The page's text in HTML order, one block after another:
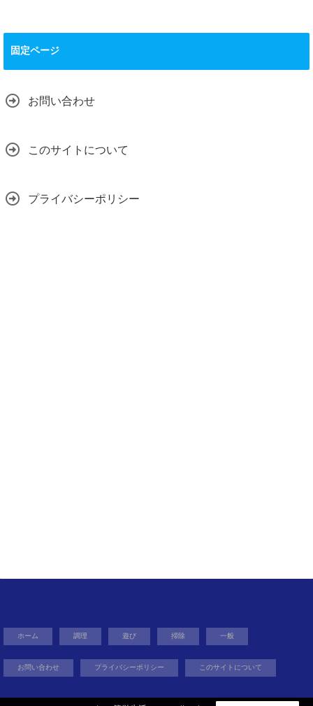
固定ページ
お問い合わせ
このサイトについて
プライバシーポリシー
ホーム 調理 遊び 掃除 一般
お問い合わせ プライバシーポリシー このサイトについて